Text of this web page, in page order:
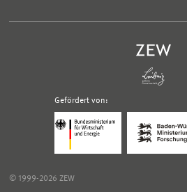
Gefördert von:
Bundesministerium
Wirtschaft
Link
Ministerium
© 1999-2026 ZEW